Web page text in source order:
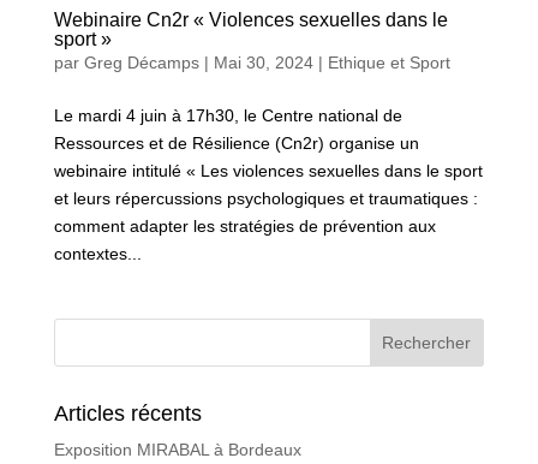
Webinaire Cn2r « Violences sexuelles dans le
sport »
par Greg Décamps| Mai 30, 2024| Ethique et Sport
Le mardi 4 juin à 17h30, le Centre national de
Ressources et de Résilience (Cn2r) organise un
webinaire intitulé « Les violences sexuelles dans le sport
et leurs répercussions psychologiques et traumatiques :
comment adapter les stratégies de prévention aux
contextes...
Articles récents
Exposition MIRABAL à Bordeaux